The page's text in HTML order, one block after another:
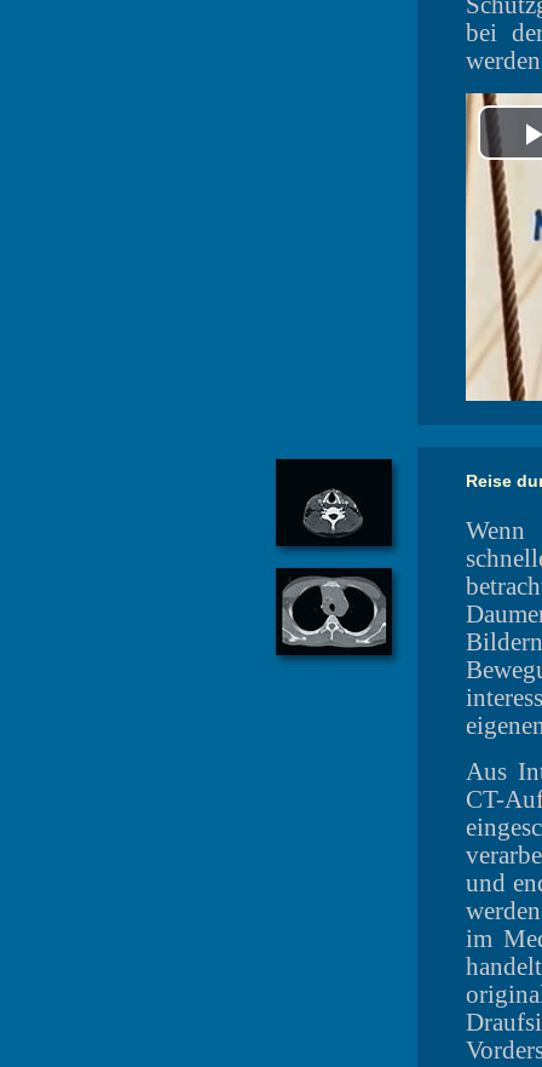
bei
Reise
Aus
CT-
und
im